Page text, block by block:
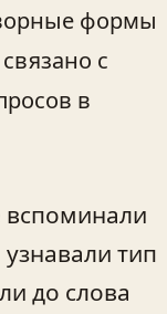
формы
с
в
вспоминали
тип
до слова